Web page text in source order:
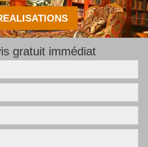
gratuit immédiat